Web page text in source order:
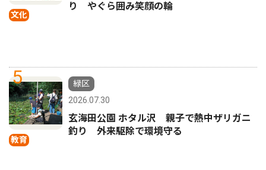
文化
り やぐら囲み笑顔の輪
5
教育
緑区
2026.07.30
玄海田公園 ホタル沢 親子で熱中ザリガニ
釣り 外来駆除で環境守る